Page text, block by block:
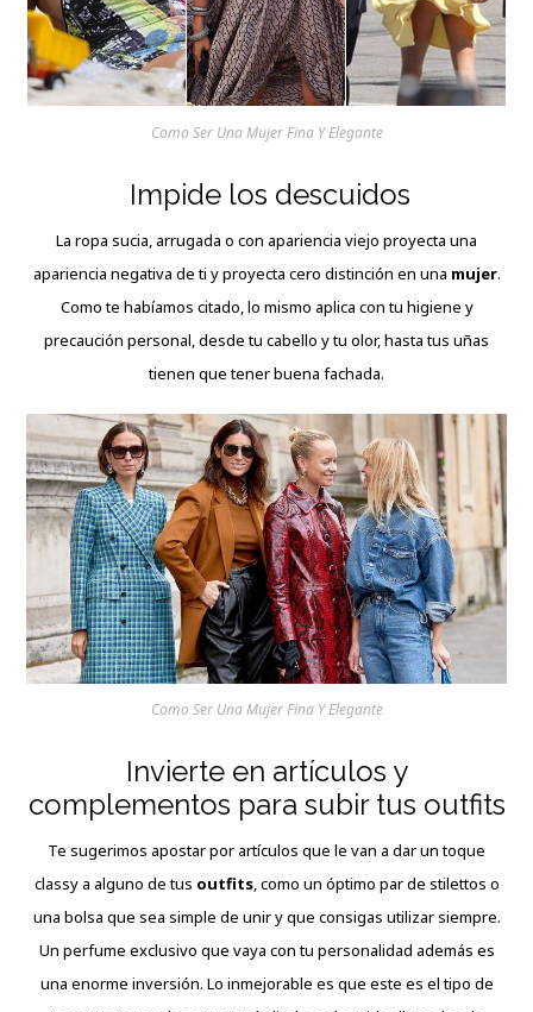
Como Ser Una Mujer Fina Y Elegante
Impide los descuidos
La ropa sucia, arrugada o con apariencia viejo proyecta una
apariencia negativa de ti y proyecta cero distinción en una mujer.
Como te habíamos citado, lo mismo aplica con tu higiene y
precaución personal, desde tu cabello y tu olor, hasta tus uñas
tienen que tener buena fachada.
Como Ser Una Mujer Fina Y Elegante
Invierte en artículos y
complementos para subir tus outfits
Te sugerimos apostar por artículos que le van a dar un toque
classy a alguno de tus outfits, como un óptimo par de stilettos o
una bolsa que sea simple de unir y que consigas utilizar siempre.
Un perfume exclusivo que vaya con tu personalidad además es
una enorme inversión. Lo inmejorable es que este es el tipo de